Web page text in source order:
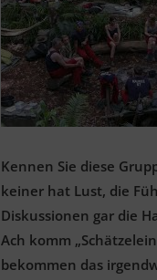
Kennen Sie diese
keiner hat Lust, die
Diskussionen gar die
Ach komm
bekommen das